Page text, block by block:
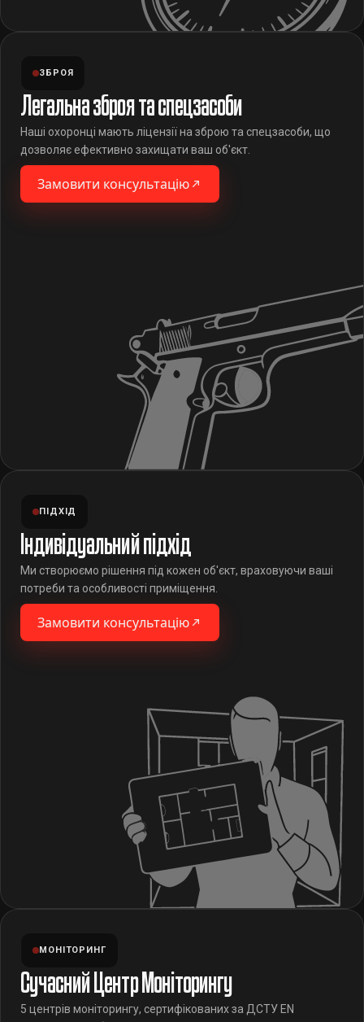
ЗБРОЯ
Легальна зброя та спецзасоби
Наші охоронці мають ліцензії на зброю та спецзасоби, що
дозволяє ефективно захищати ваш об'єкт.
Замовити консультацію
ПІДХІД
Індивідуальний підхід
Ми створюємо рішення під кожен об'єкт, враховуючи ваші
потреби та особливості приміщення.
Замовити консультацію
МОНІТОРИНГ
Сучасний Центр Моніторингу
5 центрів моніторингу, сертифікованих за ДСТУ EN